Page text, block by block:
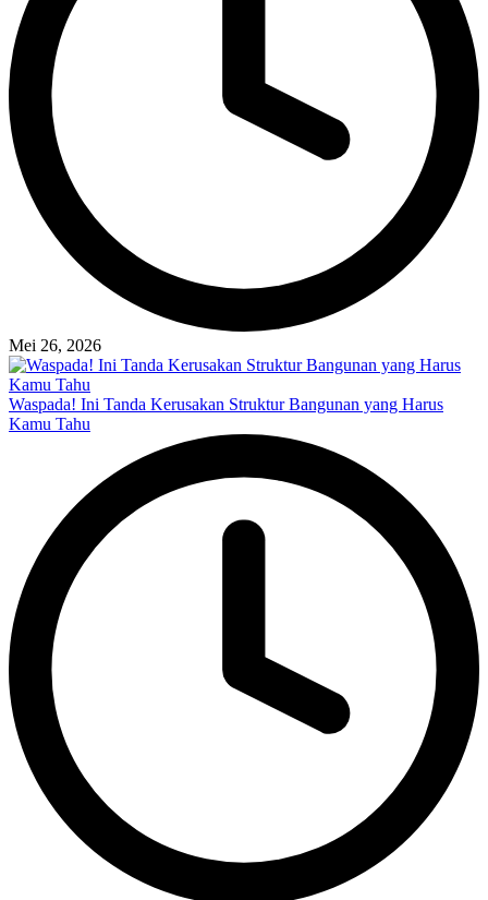
Mei 26, 2026
Waspada! Ini Tanda Kerusakan Struktur Bangunan yang Harus
Kamu Tahu